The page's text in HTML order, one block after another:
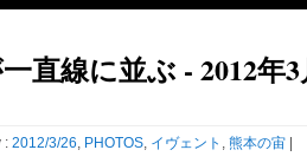
直線に並ぶ - 2012年3
: 2012/3/26, PHOTOS, イヴェント , 熊本の宙